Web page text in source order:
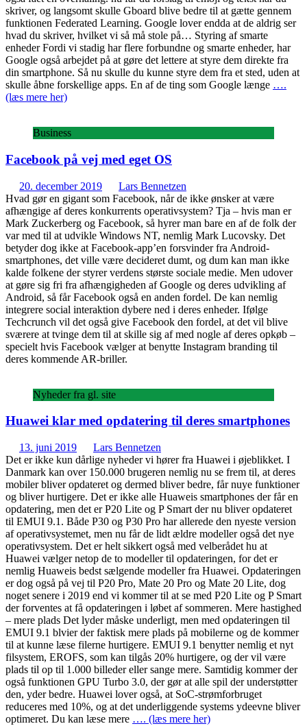
skriver, og langsomt skulle Gboard blive bedre til at gætte gennem
funktionen Federated Learning. Google lover endda at de aldrig ser
hvad du skriver, hvilket vi så må stole på… Styring af smarte
enheder Fordi vi stadig har flere forbundne og smarte enheder, har
Google også arbejdet på at gøre det lettere at styre dem direkte fra
din smartphone. Så nu skulle du kunne styre dem fra et sted, uden at
skulle åbne forskellige apps. En af de ting som Google længe ….
(læs mere her)
Business
Facebook på vej med eget OS
20. december 2019
Lars Bennetzen
Hvad gør en gigant som Facebook, når de ikke ønsker at være
afhængige af deres konkurrents operativsystem? Tja – hvis man er
Mark Zuckerberg og Facebook, så hyrer man bare en af de folk der
var med til at udvikle Windows NT, nemlig Mark Lucovsky. Det
betyder dog ikke at Facebook-app’en forsvinder fra Android-
smartphones, det ville være decideret dumt, og dum kan man ikke
kalde folkene der styrer verdens største sociale medie. Men udover
at gøre sig fri fra afhængigheden af Google og deres udvikling af
Android, så får Facebook også en anden fordel. De kan nemlig
integrere social interaktion dybere ned i deres enheder. Ifølge
Techcrunch vil det også give Facebook den fordel, at det vil blive
sværere at tvinge dem til at skille sig af med nogle af deres opkøb –
specielt hvis Facebook vælger at benytte Instagram branding til
deres kommende AR-briller.
Nyheder fra gl. site
Huawei klar med opdatering til deres smartphones
13. juni 2019
Lars Bennetzen
Det er ikke kun dårlige nyheder vi hører fra Huawei i øjeblikket. I
Danmark kan over 150.000 brugeren nemlig nu se frem til, at deres
mobiler bliver opdateret og dermed bliver bedre, får nuye funktioner
og bliver hurtigere. Det er ikke alle Huaweis smartphones der får en
opdatering, men det er P20 Lite og P Smart der nu bliver opdateret
til EMUI 9.1. Både P30 og P30 Pro har allerede den nyeste version
af operativsystemet, men nu får de lidt ældre modeller også det nye
operativsystem. Det er helt sikkert også med velberådet hu at
Huawei vælger netop de to modeller til opdateringen, for det er
nemlig Huaweis bedst sælgende modeller fra Huawei. Opdateringen
er dog også på vej til P20 Pro, Mate 20 Pro og Mate 20 Lite, dog
noget senere i 2019 end vi kommer til at se med P20 Lite og P Smart
der forventes at få opdateringen i løbet af sommeren. Mere hastighed
– mere plads Det lyder måske underligt, men med opdateringen til
EMUI 9.1 blvier der faktisk mere plads på mobilerne og de kommer
til at kunne læse filerne hurtigere. EMUI 9.1 benytter nemlig et nyt
filsystem, EROFS, som kan tilgås 20% hurtigere, og der vil være
plads til op til 1.000 billeder eller sange mere. Samtidig kommer der
også funktionen GPU Turbo 3.0, der gør at alle spil der understøtter
den, yder bedre. Huawei lover også, at SoC-strømforbruget
reduceres med 10%, og at det underliggende systems ydeevne bliver
optimeret. Du kan læse mere …. (læs mere her)